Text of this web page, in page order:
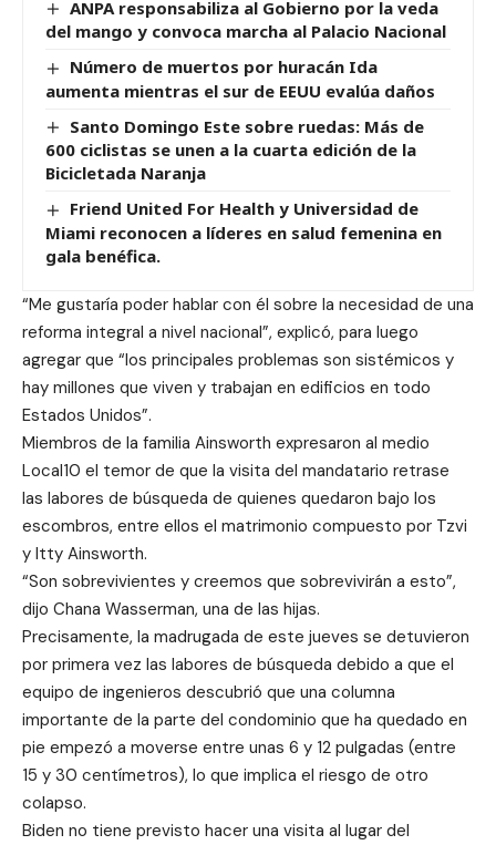
ANPA responsabiliza al Gobierno por la veda
del mango y convoca marcha al Palacio Nacional
Número de muertos por huracán Ida
aumenta mientras el sur de EEUU evalúa daños
Santo Domingo Este sobre ruedas: Más de
600 ciclistas se unen a la cuarta edición de la
Bicicletada Naranja
Friend United For Health y Universidad de
Miami reconocen a líderes en salud femenina en
gala benéfica.
“Me gustaría poder hablar con él sobre la necesidad de una
reforma integral a nivel nacional”, explicó, para luego
agregar que “los principales problemas son sistémicos y
hay millones que viven y trabajan en edificios en todo
Estados Unidos”.
Miembros de la familia Ainsworth expresaron al medio
Local10 el temor de que la visita del mandatario retrase
las labores de búsqueda de quienes quedaron bajo los
escombros, entre ellos el matrimonio compuesto por Tzvi
y Itty Ainsworth.
“Son sobrevivientes y creemos que sobrevivirán a esto”,
dijo Chana Wasserman, una de las hijas.
Precisamente, la madrugada de este jueves se detuvieron
por primera vez las labores de búsqueda debido a que el
equipo de ingenieros descubrió que una columna
importante de la parte del condominio que ha quedado en
pie empezó a moverse entre unas 6 y 12 pulgadas (entre
15 y 30 centímetros), lo que implica el riesgo de otro
colapso.
Biden no tiene previsto hacer una visita al lugar del